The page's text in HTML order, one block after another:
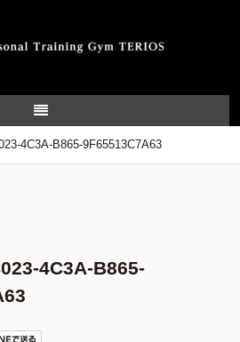
4C3A-B865-9F65513C7A63
4C3A-B865-